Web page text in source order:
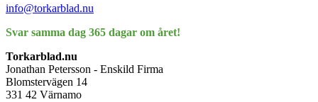
info@torkarblad.nu
Svar samma dag 365 dagar om året!
Torkarblad.nu
Jonathan Petersson - Enskild Firma
Blomstervägen 14
331 42 Värnamo